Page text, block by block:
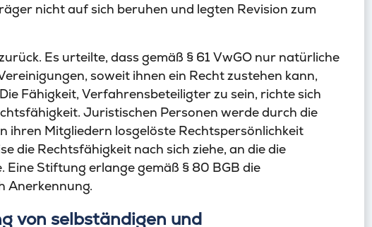
nicht auf sich beruhen und legten Revision zum
Es urteilte, dass gemäß § 61 VwGO nur natürliche
soweit ihnen ein Recht zustehen kann,
Fähigkeit, Verfahrensbeteiligter zu sein, richte sich
Juristischen Personen werde durch die
ihren Mitgliedern losgelöste Rechtspersönlichkeit
die Rechtsfähigkeit nach sich ziehe, an die die
Stiftung erlange gemäß § 80 BGB die
Anerkennung.
von selbständigen und